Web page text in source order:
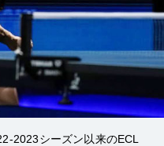
2023シーズン以来のECL